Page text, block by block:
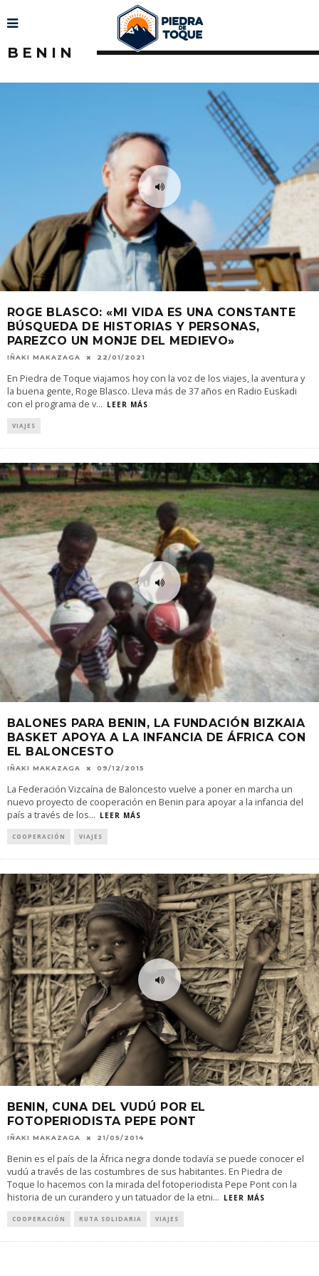
BENIN
ROGE BLASCO: «MI VIDA ES UNA CONSTANTE
BÚSQUEDA DE HISTORIAS Y PERSONAS,
PAREZCO UN MONJE DEL MEDIEVO»
IÑAKI MAKAZAGA 22/01/2021
En Piedra de Toque viajamos hoy con la voz de los viajes, la aventura y
la buena gente, Roge Blasco. Lleva más de 37 años en Radio Euskadi
con el programa de v... LEER MÁS
VIAJES
BALONES PARA BENIN, LA FUNDACIÓN BIZKAIA
BASKET APOYA A LA INFANCIA DE ÁFRICA CON
EL BALONCESTO
IÑAKI MAKAZAGA 09/12/2015
La Federación Vizcaína de Baloncesto vuelve a poner en marcha un
nuevo proyecto de cooperación en Benin para apoyar a la infancia del
país a través de los... LEER MÁS
COOPERACIÓN VIAJES
BENIN, CUNA DEL VUDÚ POR EL
FOTOPERIODISTA PEPE PONT
IÑAKI MAKAZAGA 21/05/2014
Benin es el país de la África negra donde todavía se puede conocer el
vudú a través de las costumbres de sus habitantes. En Piedra de
Toque lo hacemos con la mirada del fotoperiodista Pepe Pont con la
historia de un curandero y un tatuador de la etni... LEER MÁS
COOPERACIÓN RUTA SOLIDARIA VIAJES